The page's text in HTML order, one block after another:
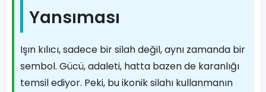
Yansıması
Işın kılıcı, sadece bir silah değil, aynı zamanda bir
sembol. Gücü, adaleti, hatta bazen de karanlığı
temsil ediyor. Peki, bu ikonik silahı kullanmanın